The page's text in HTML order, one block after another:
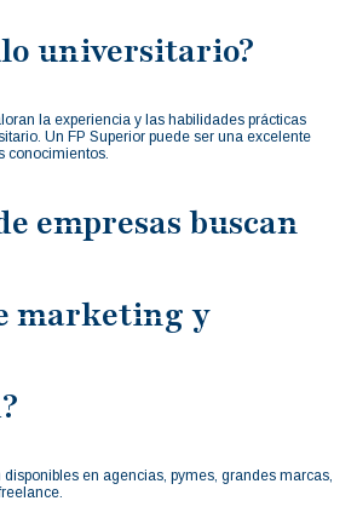
universitario?
la experiencia y las habilidades prácticas
Un FP Superior puede ser una excelente
conocimientos.
empresas buscan
marketing y
en agencias, pymes, grandes marcas,